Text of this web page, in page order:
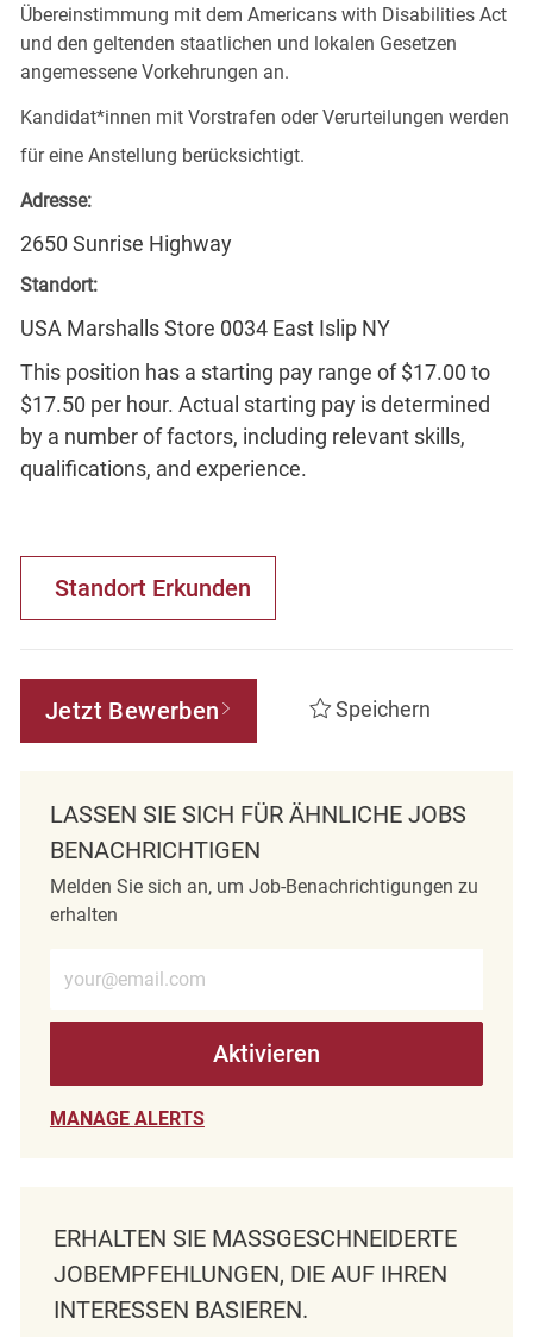
Übereinstimmung mit dem Americans with Disabilities Act
und den geltenden staatlichen und lokalen Gesetzen
angemessene Vorkehrungen an.
Kandidat*innen mit Vorstrafen oder Verurteilungen werden
für eine Anstellung berücksichtigt.
Adresse:
2650 Sunrise Highway
Standort:
USA Marshalls Store 0034 East Islip NY
This position has a starting pay range of $17.00 to
$17.50 per hour. Actual starting pay is determined
by a number of factors, including relevant skills,
qualifications, and experience.
Standort Erkunden
Jetzt Bewerben Speichern
LASSEN SIE SICH FÜR ÄHNLICHE JOBS
BENACHRICHTIGEN
Melden Sie sich an, um Job-Benachrichtigungen zu
erhalten
Aktivieren
MANAGE ALERTS
ERHALTEN SIE MASSGESCHNEIDERTE J
OBEMPFEHLUNGEN, DIE AUF IHREN I
NTERESSEN BASIEREN.